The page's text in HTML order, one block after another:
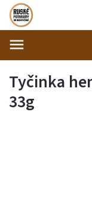
Tyčinka
33g